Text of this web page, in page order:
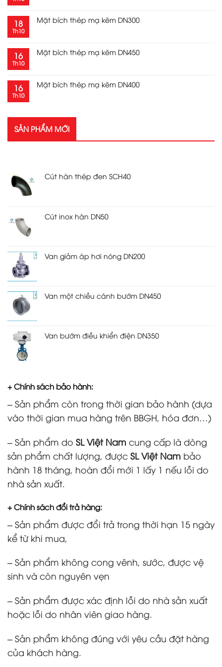
+ Chính sách bảo hành:
– Sản phẩm còn trong thời gian bảo hành (dựa
vào thời gian mua hàng trên BBGH, hóa đơn…)
– Sản phẩm do SL Việt Nam cung cấp là dòng
sản phẩm chất lượng, được SL Việt Nam bảo
hành 18 tháng, hoàn đổi mới 1 lấy 1 nếu lỗi do
nhà sản xuất.
+ Chính sách đổi trả hàng:
– Sản phẩm được đổi trả trong thời hạn 15 ngày
kể từ khi mua,
– Sản phẩm không cong vênh, sước, được vệ
sinh và còn nguyên vẹn
– Sản phẩm được xác định lỗi do nhà sản xuất
hoặc lỗi do nhân viên giao hàng.
– Sản phẩm không đúng với yêu cầu đặt hàng
của khách hàng.
18
Th10
Mặt bích thép mạ kẽm DN300
16
Th10
Mặt bích thép mạ kẽm DN450
16
Th10
Mặt bích thép mạ kẽm DN400
SẢN PHẨM MỚI
Cút hàn thép đen SCH40
Cút inox hàn DN50
Van giảm áp hơi nóng DN200
Van một chiều cánh bướm DN450
Van bướm điều khiển điện DN350